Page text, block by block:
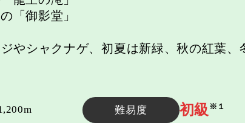
「御影堂」
やシャクナゲ、初夏は新緑、秋の紅葉
難易度 初級 ※１